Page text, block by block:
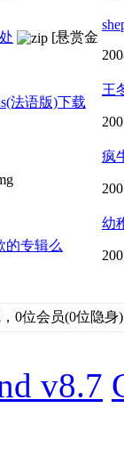
[悬赏金
法语版)下载
王
疯
的专辑么
幼
0位会员(0位隐身)
v8.7